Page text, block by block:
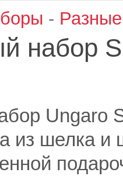
-
набор
Ungaro
из шелка и